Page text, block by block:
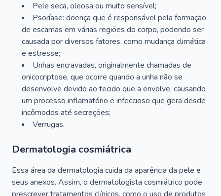
Pele seca, oleosa ou muito sensível;
Psoríase: doença que é responsável pela formação
de escamas em várias regiões do corpo, podendo ser
causada por diversos fatores, como mudança climática
e estresse;
Unhas encravadas, originalmente chamadas de
onicocriptose, que ocorre quando a unha não se
desenvolve devido ao tecido que a envolve, causando
um processo inflamatório e infeccioso que gera desde
incômodos até secreções;
Verrugas.
Dermatologia cosmiátrica
Essa área da dermatologia cuida da aparência da pele e
seus anexos. Assim, o dermatologista cosmiátrico pode